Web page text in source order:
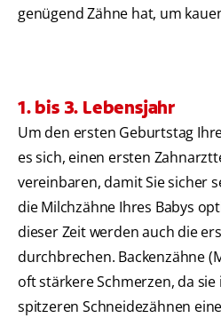
genügend Zähne hat, um
1. bis 3. Lebensjahr
Um den ersten Geburtstag
es sich, einen ersten
vereinbaren, damit Sie sicher
die Milchzähne Ihres Babys
dieser Zeit werden auch die
durchbrechen. Backenzähne
oft stärkere Schmerzen, da
spitzeren Schneidezähnen